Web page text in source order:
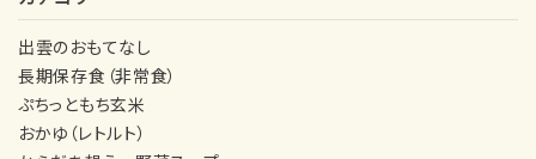
出雲のおもてなし
長期保存食（非常食）
ぷちっともち玄米
おかゆ（レトルト）